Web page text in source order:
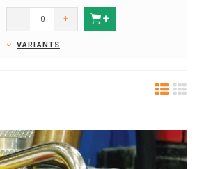
- +
VARIANTS